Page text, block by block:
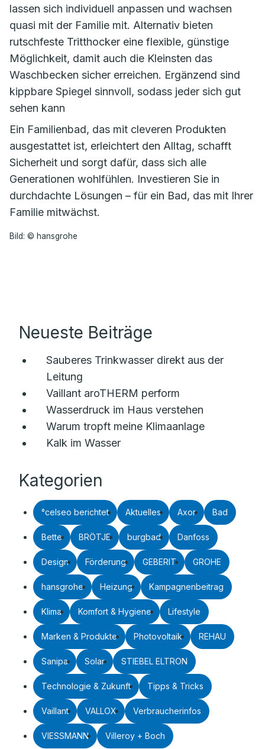
lassen sich individuell anpassen und wachsen
quasi mit der Familie mit. Alternativ bieten
rutschfeste Tritthocker eine flexible, günstige
Möglichkeit, damit auch die Kleinsten das
Waschbecken sicher erreichen. Ergänzend sind
kippbare Spiegel sinnvoll, sodass jeder sich gut
sehen kann
Ein Familienbad, das mit cleveren Produkten
ausgestattet ist, erleichtert den Alltag, schafft
Sicherheit und sorgt dafür, dass sich alle
Generationen wohlfühlen. Investieren Sie in
durchdachte Lösungen – für ein Bad, das mit Ihrer
Familie mitwächst.
Bild: © hansgrohe
Neueste Beiträge
Sauberes Trinkwasser direkt aus der
Leitung
Vaillant aroTHERM perform
Wasserdruck im Haus verstehen
Warum tropft meine Klimaanlage
Kalk im Wasser
Kategorien
°celseo berichtet Aktuelles Axor Bad
Bette BRÖTJE burgbad Danfoss
Design Förderung GEBERIT GROHE
hansgrohe Heizung Kampagnenbeitrag
Klima Komfort & Hygiene Lifestyle
Marken & Produkte Photovoltaik REHAU
Sanipa Solar STIEBEL ELTRON
Technologie & Zukunft Tipps & Tricks
Vaillant VALLOX Verbraucherinfos
VIESSMANN Villeroy + Boch